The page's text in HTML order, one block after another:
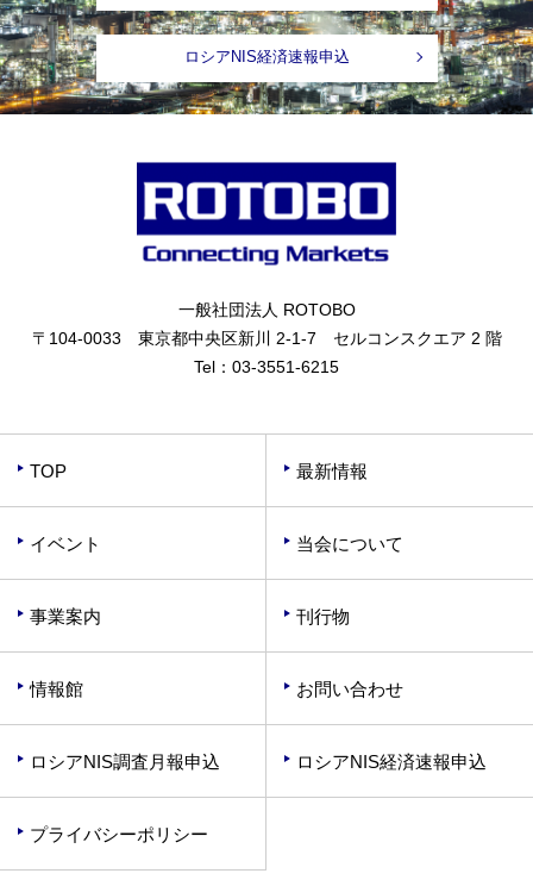
ロシアNIS経済速報申込
一般社団法人 ROTOBO
〒104-0033 東京都中央区新川 2-1-7 セルコンスクエア 2 階
Tel： 03-3551-6215
TOP 最新情報
イベント 当会について
事業案内 刊行物
情報館 お問い合わせ
ロシアNIS調査月報申込 ロシアNIS経済速報申込
プライバシーポリシー